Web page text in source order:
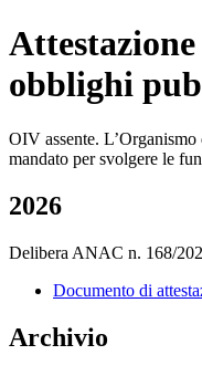
obblighi
OIV assente.
mandato per svolgere le
2026
Delibera ANAC n. 168/
Documento di
Archivio